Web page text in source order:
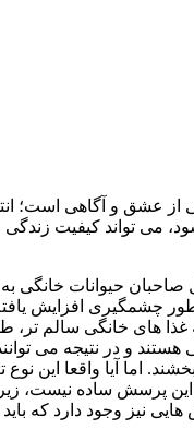
از عشق و آگاهی است؛
می‌ تواند کیفیت زندگی
صاحبان حیوانات خانگی به
چشمگیری افزایش
که غذا های خانگی سالم‌
هستند و در نتیجه می‌
اما آیا واقعا این
پرسش ساده نیست،
نیز وجود دارد که